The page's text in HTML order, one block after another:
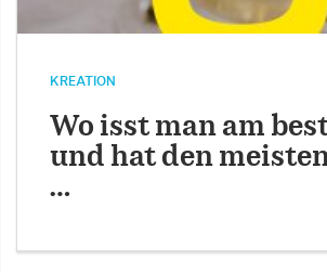
KREATION
Wo isst man am
und hat den
…